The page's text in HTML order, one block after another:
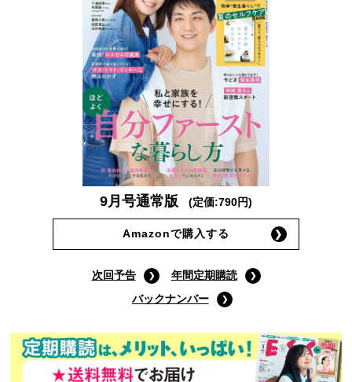
9月号通常版 (定価:790円)
Amazonで購入する
次回予告
年間定期購読
バックナンバー